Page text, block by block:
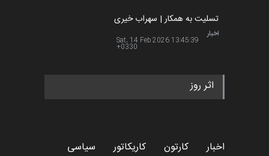
تسلیت به همکار | سهراب خیری
اخبار
Sat, 14 Feb 2026 13:45:39
+0330
اثر روز
اخبار کارتون کاریکاتور سیاسی